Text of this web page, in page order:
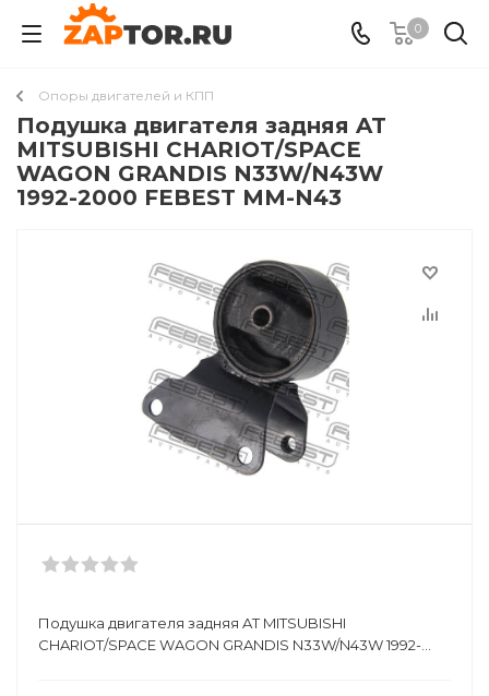
0
Опоры двигателей и КПП
Подушка двигателя задняя AT
MITSUBISHI CHARIOT/SPACE
WAGON GRANDIS N33W/N43W
1992-2000 FEBEST MM-N43
Подушка двигателя задняя AT MITSUBISHI
CHARIOT/SPACE WAGON GRANDIS N33W/N43W 1992-